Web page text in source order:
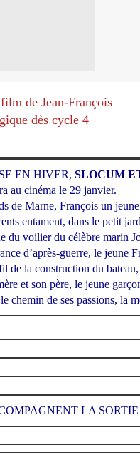
de Jean-François
dès cycle 4
EN HIVER, SLOCUM
au cinéma le 29 janvier.
de Marne, François un
entament, dans le petit
du voilier du célèbre marin
d’après-guerre, le jeune
de la construction du
et son père, le jeune
chemin de ses passions, la
LA SORTIE